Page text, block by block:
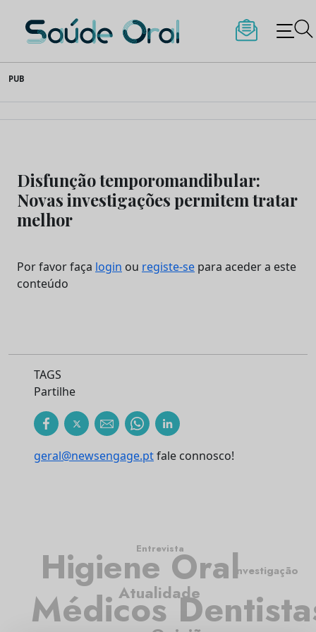
to
content
Saúde Oral
PUB
Disfunção temporomandibular:
Novas investigações permitem tratar
melhor
Por favor faça login ou registe-se para aceder a este
conteúdo
TAGS
Partilhe
geral@newsengage.ptfale connosco!
Atualidade
Médicos
Higiene Oral
Entrevista
Investigação